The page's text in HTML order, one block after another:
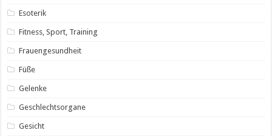
Esoterik
Fitness, Sport, Training
Frauengesundheit
Füße
Gelenke
Geschlechtsorgane
Gesicht